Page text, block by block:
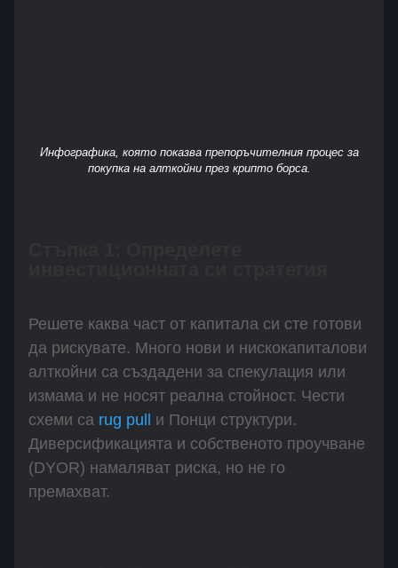
Инфографика, която показва препоръчителния процес за
покупка на алткойни през крипто борса.
Решете каква част от капитала си сте готови
да рискувате. Много нови и нискокапиталови
алткойни са създадени за спекулация или
измама и не носят реална стойност. Чести
схеми са rug pull
и Понци структури.
Диверсификацията и собственото проучване
(DYOR) намаляват риска, но не го
премахват.